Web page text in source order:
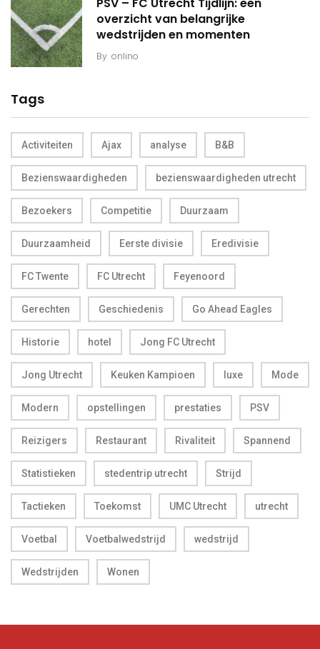
overzicht van belangrijke
wedstrijden en momenten
By onlino
Tags
Activiteiten Ajax analyse B&B
Bezienswaardigheden bezienswaardigheden utrecht
Bezoekers Competitie Duurzaam
Duurzaamheid Eerste divisie Eredivisie
FC Twente FC Utrecht Feyenoord
Gerechten Geschiedenis Go Ahead Eagles
Historie hotel Jong FC Utrecht
Jong Utrecht Keuken Kampioen luxe Mode
Modern opstellingen prestaties PSV
Reizigers Restaurant Rivaliteit Spannend
Statistieken stedentrip utrecht Strijd
Tactieken Toekomst UMC Utrecht utrecht
Voetbal Voetbalwedstrijd wedstrijd
Wedstrijden Wonen